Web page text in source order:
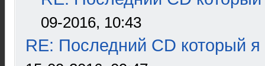
09-2016, 10:43
RE: Последний CD который я